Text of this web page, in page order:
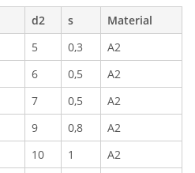
d2 s
Material
5 0,3
A2
6 0,5
A2
7 0,5
A2
9 0,8
A2
10 1
A2